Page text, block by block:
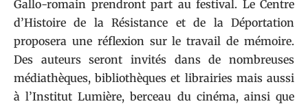
Gallo-romain prendront part au festival. Le Centre
d’Histoire de la Résistance et de la Déportation
proposera une réflexion sur le travail de mémoire.
Des auteurs seront invités dans de nombreuses
médiathèques, bibliothèques et librairies mais aussi
à l’Institut Lumière, berceau du cinéma, ainsi que